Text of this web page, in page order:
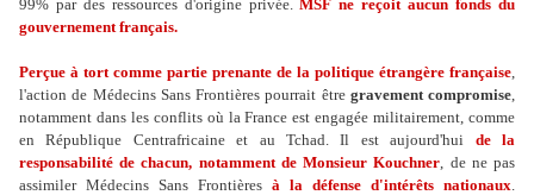
99% par des ressources d'origine privée.MSF ne reçoit aucun fonds du
gouvernement français.
Perçue à tort comme partie prenante de la politique étrangère française,
l'action de Médecins Sans Frontières pourrait êtregravement compromise,
notamment dans les conflits où la France est engagée militairement, comme
en République Centrafricaine et au Tchad. Il est aujourd'hui de la
responsabilité de chacun, notamment de Monsieur Kouchner, de ne pas
assimiler Médecins Sans Frontières à la défense d'intérêts nationaux.